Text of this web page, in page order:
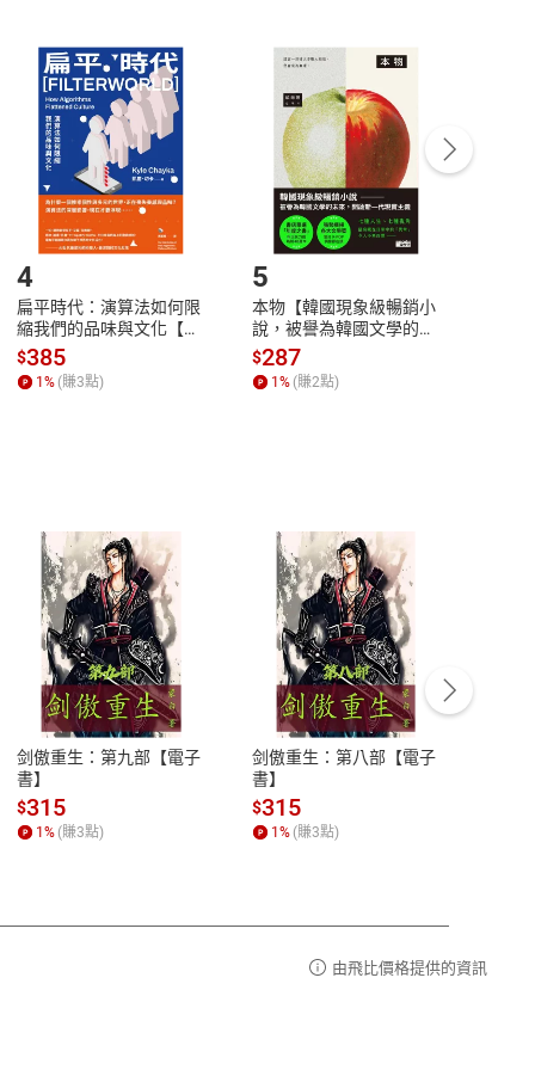
有形媒介提供之數位內容，消費者同意若訂購後
點選「瀏覽訂單明細」
「申請取消訂單
貨。
付款方式
Payment
完成
Complete
號，下載書籍後看書
性
參
客服資訊
服務時間：週一到週五 10:00-12:00、
13:00-17:00 (國定假日及例假日休息)
客服電話：0080-1857077
4
扁平時代：演算法如何限
縮我們的品味與文化【電
子書】
$385
1% (賺3點)
5
本物【韓國現象級暢銷小
說，被譽為韓國文學的未
來】【電子書】
$287
1% (賺2點)
剑傲重生：第九部【電子
書】
$315
1% (賺3點)
剑傲重生：第八部【電子
書】
$315
1% (賺3點)
由飛比價格提供的資訊